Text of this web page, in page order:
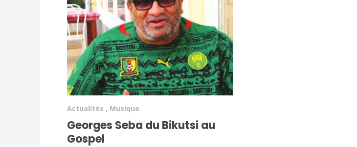
Actualités , Musique
Georges Seba du Bikutsi au
Gospel